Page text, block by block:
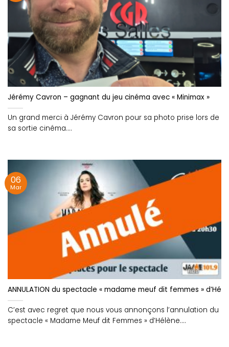
Jérémy Cavron – gagnant du jeu cinéma avec « Minimax »
Un grand merci à Jérémy Cavron pour sa photo prise lors de
sa sortie cinéma....
ANNULATION du spectacle « madame meuf dit femmes »
C’est avec regret que nous vous annonçons l’annulation du
spectacle « Madame Meuf dit Femmes » d’Hélène....
06
Mar